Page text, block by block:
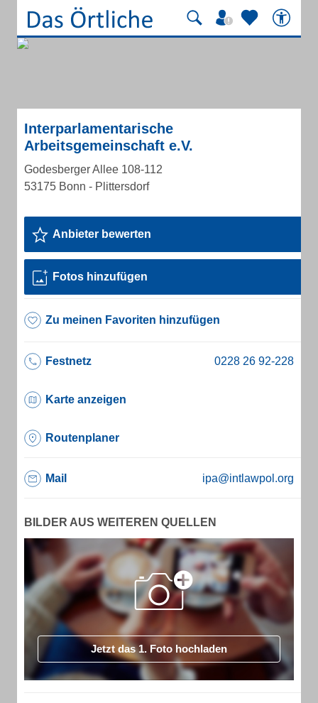
Interparlamentarische
Arbeitsgemeinschaft e.V.
Godesberger Allee 108-112
53175 Bonn - Plittersdorf
Anbieter bewerten
Fotos hinzufügen
Zu meinen Favoriten hinzufügen
Festnetz
Karte anzeigen
Routenplaner
Mail ipa@intlawpol.org
BILDER AUS WEITEREN QUELLEN
Jetzt das 1. Foto hochladen